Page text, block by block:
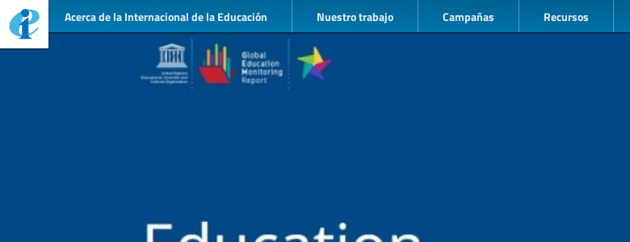
Acerca de la Internacional de la Educación Nuestro trabajo Campañas Recursos